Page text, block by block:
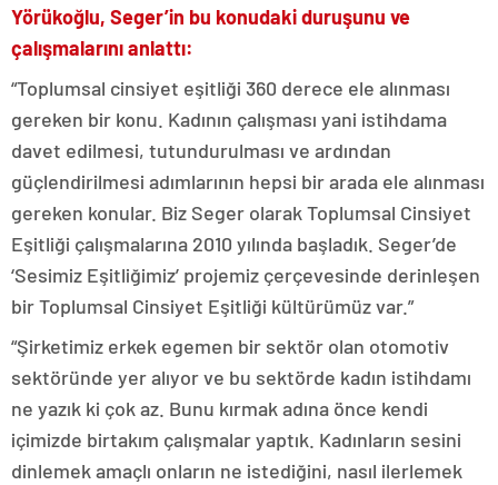
Yörükoğlu, Seger’in bu konudaki duruşunu ve
çalışmalarını anlattı:
“Toplumsal cinsiyet eşitliği 360 derece ele alınması
gereken bir konu. Kadının çalışması yani istihdama
davet edilmesi, tutundurulması ve ardından
güçlendirilmesi adımlarının hepsi bir arada ele alınması
gereken konular. Biz Seger olarak Toplumsal Cinsiyet
Eşitliği çalışmalarına 2010 yılında başladık. Seger’de
‘Sesimiz Eşitliğimiz’ projemiz çerçevesinde derinleşen
bir Toplumsal Cinsiyet Eşitliği kültürümüz var.”
“Şirketimiz erkek egemen bir sektör olan otomotiv
sektöründe yer alıyor ve bu sektörde kadın istihdamı
ne yazık ki çok az. Bunu kırmak adına önce kendi
içimizde birtakım çalışmalar yaptık. Kadınların sesini
dinlemek amaçlı onların ne istediğini, nasıl ilerlemek